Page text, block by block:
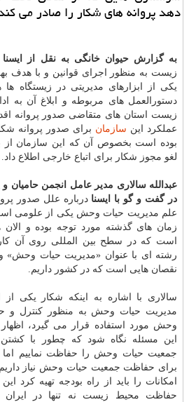
دهد پروانه های شكار را صادر می
به گزارش حیوان خانگی به نقل از ایسنا
زیست به منظور اجرای قوانین و با هدف
یكی از ابزارهای مدیریتی در زیستگاه
دستورالعمل های مربوطه و ابلاغ آن به
زیست استان های متقاضی صدور پروانه
عملكرد این سازمان برای صدور پروانه
بوده است بخصوص آن كه این سازمان از
لغو مجوز شكار برای اتباع خارجی اطلاع داد.
عبدالله سالاری مدیر عامل انجمن
در گفت و گو با ایسنا درباره علل صدور
علم مدیریت حیات وحش یكی از علومی
زمان های گذشته مورد توجه بوده و
است كه در سطح بین المللی روی آن
رشته ای با عنوان «مدیریت حیات وحش»
نقصان هایی است كه در كشور داریم.
سالاری با اشاره به اینكه شكار یكی
مدیریت حیات وحش به منظور كنترل و
وحش مورد استفاده قرار می گیرد،
این مسئله نگاه شود كه چطور با
جمعیت حیات وحش را حفاظت نماییم اما
برای حفاظت جمعیت حیات وحش نیاز
امكانات را باید از راه بودجه تهیه كرد
حفاظت محیط زیست نه تنها در